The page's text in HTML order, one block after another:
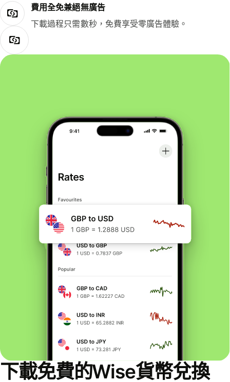
費用全免兼絕無廣告
下載過程只需數秒，免費享受零廣告體驗。
下載免費的Wise貨幣兌換